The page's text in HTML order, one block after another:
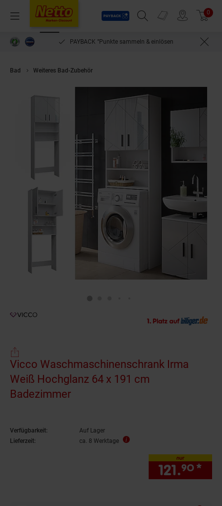
Menü
Payback
Suchfeld einblenden
Prospekte 0
PAYBACK °Punkte sammeln & einlösen
Bad Weiteres Bad-Zubehör
Vicco Waschmaschinenschrank Irma
Weiß Hochglanz 64 x 191 cm
Badezimmer
Verfügbarkeit:
Auf Lager
Lieferzeit:
ca. 8 Werktage
nur
121.90 *